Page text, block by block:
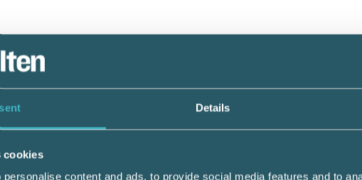
Details
cookies
content and ads, to provide social media features and to